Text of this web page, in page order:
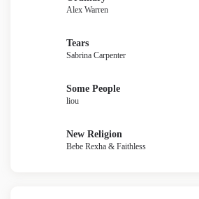
Alex Warren
Tears
Sabrina Carpenter
Some People
liou
New Religion
Bebe Rexha & Faithless